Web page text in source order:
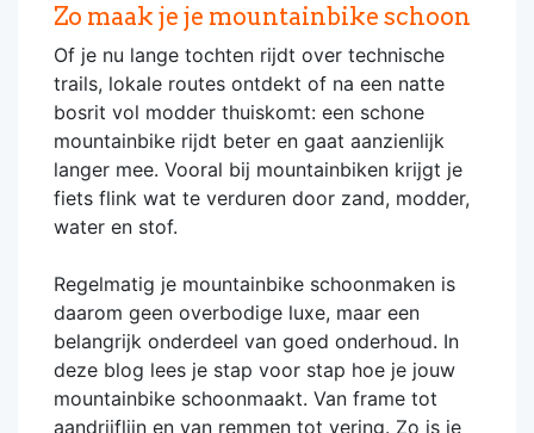
Zo maak je je mountainbike schoon
Of je nu lange tochten rijdt over technische
trails, lokale routes ontdekt of na een natte
bosrit vol modder thuiskomt: een schone
mountainbike rijdt beter en gaat aanzienlijk
langer mee. Vooral bij mountainbiken krijgt je
fiets flink wat te verduren door zand, modder,
water en stof.
Regelmatig je mountainbike schoonmaken is
daarom geen overbodige luxe, maar een
belangrijk onderdeel van goed onderhoud. In
deze blog lees je stap voor stap hoe je jouw
mountainbike schoonmaakt. Van frame tot
aandrijflijn en van remmen tot vering. Zo is je